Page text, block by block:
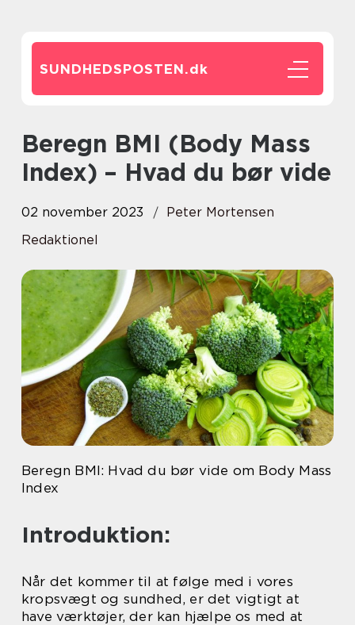
SUNDHEDSPOSTEN.dk
Beregn BMI (Body Mass
Index) – Hvad du bør vide
02 november 2023
Peter Mortensen
Redaktionel
Beregn BMI: Hvad du bør vide om Body Mass
Index
Introduktion:
Når det kommer til at følge med i vores
kropsvægt og sundhed, er det vigtigt at
have værktøjer, der kan hjælpe os med at